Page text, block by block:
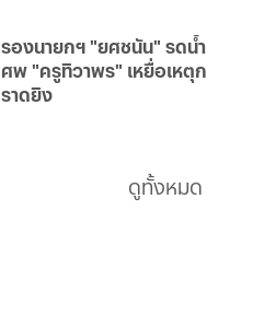
รองนายกฯ "ยศชนัน" รดน้ำ
ศพ "ครูทิวาพร" เหยื่อเหตุก
ราดยิง
ดูทั้งหมด